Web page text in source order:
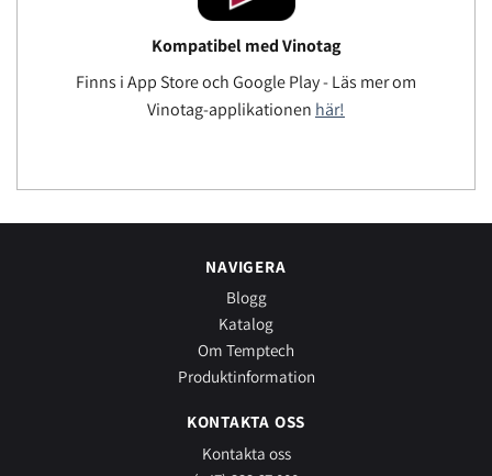
Kompatibel med Vinotag
Finns i App Store och Google Play - Läs mer om
Vinotag-applikationen här!
NAVIGERA
Blogg
Katalog
Om Temptech
Produktinformation
KONTAKTA OSS
Kontakta oss